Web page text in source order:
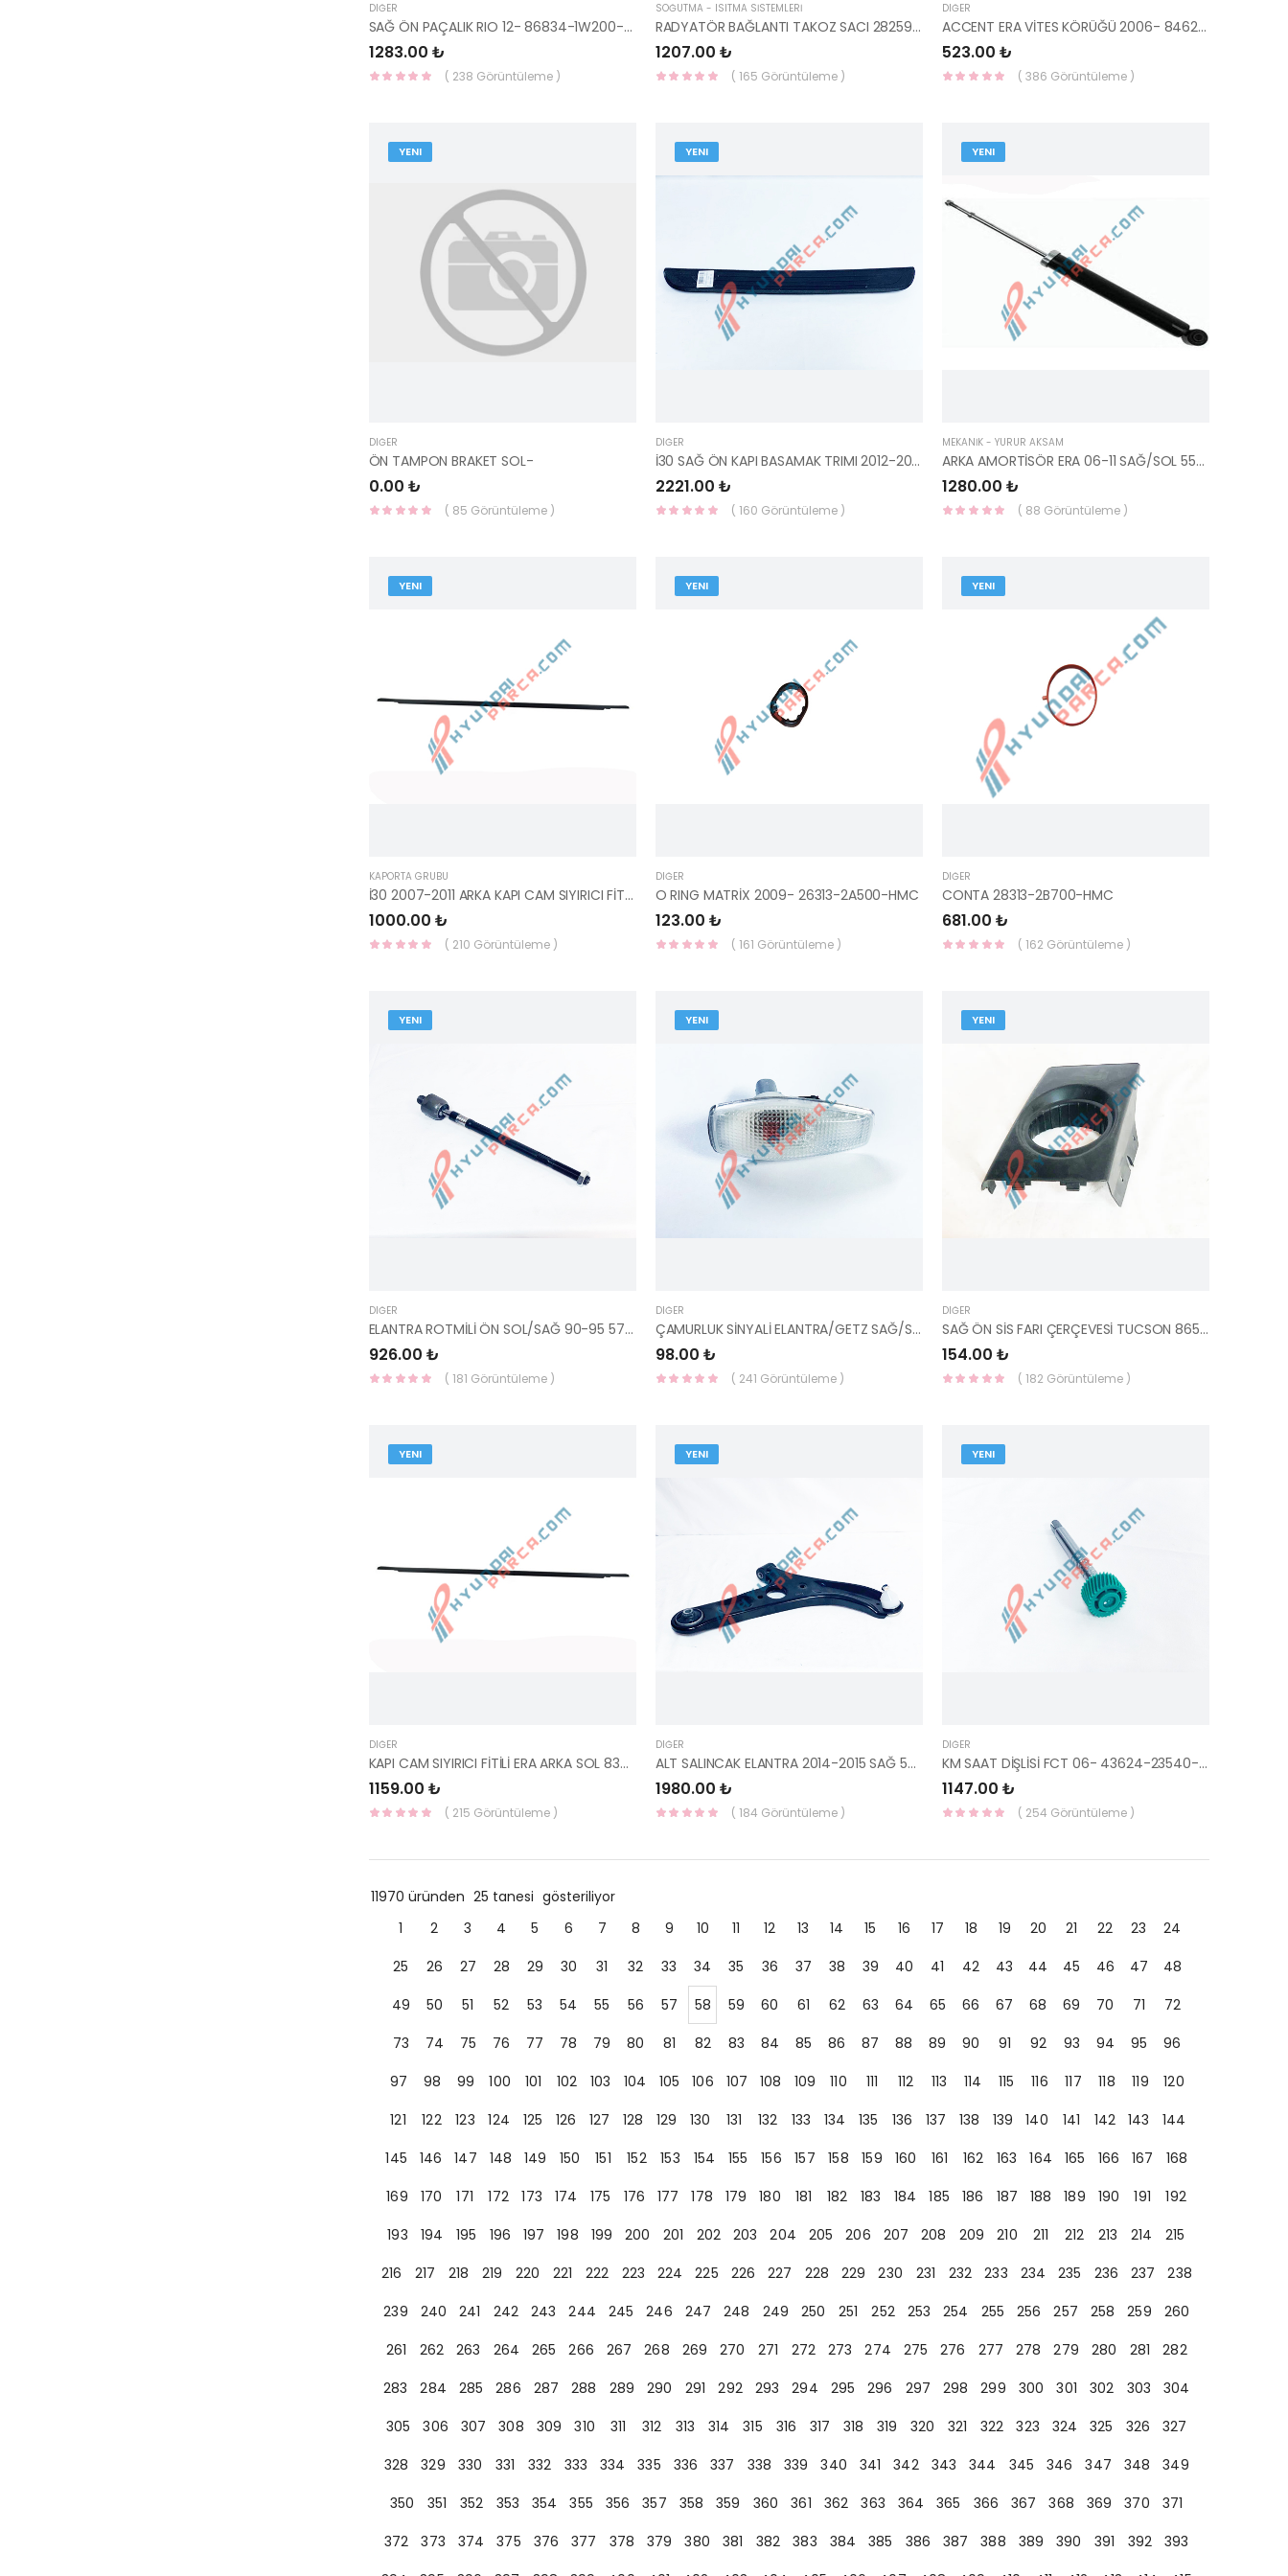
DIĞER
SAĞ ÖN PAÇALIK RIO 12- 86834-1W200-HMC
1283.00 ₺
( 238 Görüntüleme )
SOĞUTMA - ISITMA SİSTEMLERİ
RADYATÖR BAĞLANTI TAKOZ SACI 28259-2B740-HMC
1207.00 ₺
( 165 Görüntüleme )
DIĞER
ACCENT ERA VİTES KÖRÜĞÜ 2006- 84620-1E000WK-YS
523.00 ₺
( 386 Görüntüleme )
YENI
DIĞER
ÖN TAMPON BRAKET SOL-
0.00 ₺
( 85 Görüntüleme )
YENI
DIĞER
İ30 SAĞ ÖN KAPI BASAMAK TRIMI 2012-2015 85883-A6000RY-HMC
2221.00 ₺
( 160 Görüntüleme )
YENI
MEKANİK - YÜRÜR AKSAM
ARKA AMORTİSÖR ERA 06-11 SAĞ/SOL 55310-1E200-MANDO
1280.00 ₺
( 88 Görüntüleme )
YENI
KAPORTA GRUBU
İ30 2007-2011 ARKA KAPI CAM SIYIRICI FİTİL SOL 83210-2L000-HMC
1000.00 ₺
( 210 Görüntüleme )
YENI
DIĞER
O RING MATRİX 2009- 26313-2A500-HMC
123.00 ₺
( 161 Görüntüleme )
YENI
DIĞER
CONTA 28313-2B700-HMC
681.00 ₺
( 162 Görüntüleme )
YENI
DIĞER
ELANTRA ROTMİLİ ÖN SOL/SAĞ 90-95 57730-33100-AYD
926.00 ₺
( 181 Görüntüleme )
YENI
DIĞER
ÇAMURLUK SİNYALİ ELANTRA/GETZ SAĞ/SOL 2003 92304-2D110-YS
98.00 ₺
( 241 Görüntüleme )
YENI
DIĞER
SAĞ ÖN SİS FARI ÇERÇEVESİ TUCSON 86558-2E000-YS
154.00 ₺
( 182 Görüntüleme )
YENI
DIĞER
KAPI CAM SIYIRICI FİTİLİ ERA ARKA SOL 83210-1E000-HMC
1159.00 ₺
( 215 Görüntüleme )
YENI
DIĞER
ALT SALINCAK ELANTRA 2014-2015 SAĞ 54501-3X700-YS
1980.00 ₺
( 184 Görüntüleme )
YENI
DIĞER
KM SAAT DİŞLİSİ FCT 06- 43624-23540-HMC
1147.00 ₺
( 254 Görüntüleme )
11970 üründen 25 tanesi gösteriliyor
1
2 3 4 5 6 7 8 9 10 11 12 13 14 15 16 17 18 19 20 21 22 23
24
25
26 27 28 29 30 31 32 33 34 35 36 37 38 39 40 41 42 43 44 45 46 47
48
49
50 51 52 53 54 55 56 57 58 59 60 61 62 63 64 65 66 67 68 69 70 71
72
73
74 75 76 77 78 79 80 81 82 83 84 85 86 87 88 89 90 91 92 93 94 95
96
97
98 99 100 101 102 103 104 105 106 107 108 109 110 111 112 113 114 115 116 117 118 119
120
121
122 123 124 125 126 127 128 129 130 131 132 133 134 135 136 137 138 139 140 141 142 143
144
145
146 147 148 149 150 151 152 153 154 155 156 157 158 159 160 161 162 163 164 165 166 167
168
169
170 171 172 173 174 175 176 177 178 179 180 181 182 183 184 185 186 187 188 189 190 191
192
193
194 195 196 197 198 199 200 201 202 203 204 205 206 207 208 209 210 211 212 213 214
215
216
217 218 219 220 221 222 223 224 225 226 227 228 229 230 231 232 233 234 235 236 237
238
239
240 241 242 243 244 245 246 247 248 249 250 251 252 253 254 255 256 257 258 259
260
261
262 263 264 265 266 267 268 269 270 271 272 273 274 275 276 277 278 279 280 281
282
283
284 285 286 287 288 289 290 291 292 293 294 295 296 297 298 299 300 301 302 303
304
305
306 307 308 309 310 311 312 313 314 315 316 317 318 319 320 321 322 323 324 325 326
327
328
329 330 331 332 333 334 335 336 337 338 339 340 341 342 343 344 345 346 347 348
349
350
351 352 353 354 355 356 357 358 359 360 361 362 363 364 365 366 367 368 369 370
371
372
373 374 375 376 377 378 379 380 381 382 383 384 385 386 387 388 389 390 391 392
393